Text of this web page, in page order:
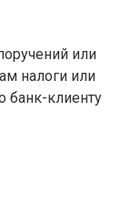
или
налоги или
банк-клиенту